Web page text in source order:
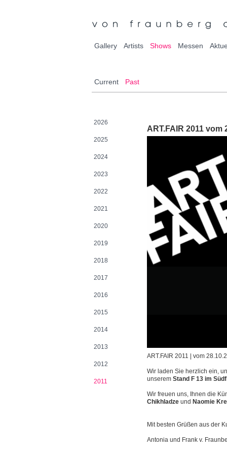
Gallery Artists Shows Messen
Current Past
2026
2025
2024
2023
2022
2021
2020
2019
2018
2017
2016
2015
2014
2013
2012
2011
ART.FAIR 2011 vom
ART.FAIR 2011 | vom
Wir laden Sie herzlich ein,
unseremStand F 13 im
Wir freuen uns, Ihnen die
Chikhladze undNaomie
Mit besten Grüßen aus der
Antonia und Frank v.